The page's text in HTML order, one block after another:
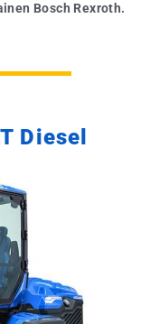
Bosch Rexroth.
Diesel